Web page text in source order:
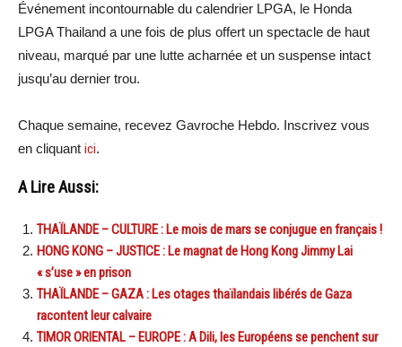
Événement incontournable du calendrier LPGA, le Honda
LPGA Thailand a une fois de plus offert un spectacle de haut
niveau, marqué par une lutte acharnée et un suspense intact
jusqu’au dernier trou.
Chaque semaine, recevez Gavroche Hebdo. Inscrivez vous
en cliquant ici.
A Lire Aussi:
THAÏLANDE – CULTURE : Le mois de mars se conjugue en français !
HONG KONG – JUSTICE : Le magnat de Hong Kong Jimmy Lai
« s’use » en prison
THAÏLANDE – GAZA : Les otages thaïlandais libérés de Gaza
racontent leur calvaire
TIMOR ORIENTAL – EUROPE : A Dili, les Européens se penchent sur